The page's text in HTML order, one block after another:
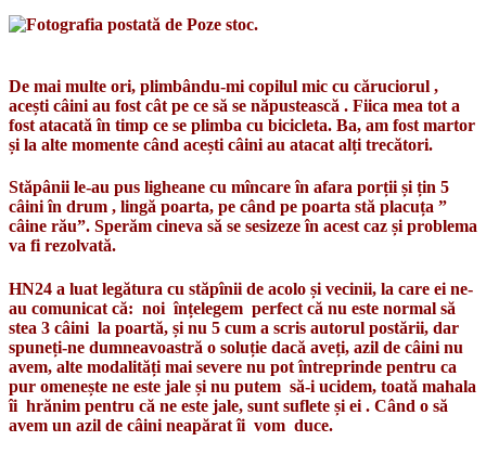
De mai multe ori, plimbându-mi copilul mic cu căruciorul ,
acești câini au fost cât pe ce să se năpustească . Fiica mea tot a
fost atacată în timp ce se plimba cu bicicleta. Ba, am fost martor
și la alte momente când acești câini au atacat alți trecători.
Stăpânii le-au pus ligheane cu mîncare în afara porții și țin 5
câini în drum , lingă poarta, pe când pe poarta stă placuța ”
câine rău”. Sperăm cineva să se sesizeze în acest caz și problema
va fi rezolvată.
HN24 a luat legătura cu stăpînii de acolo și vecinii, la care ei ne-
au comunicat că: noi înțelegem perfect că nu este normal să
stea 3 câini la poartă, și nu 5 cum a scris autorul postării, dar
spuneți-ne dumneavoastră o soluție dacă aveți, azil de câini nu
avem, alte modalități mai severe nu pot întreprinde pentru ca
pur omenește ne este jale și nu putem să-i ucidem, toată mahala
îi hrănim pentru că ne este jale, sunt suflete și ei . Când o să
avem un azil de câini neapărat îi vom duce.